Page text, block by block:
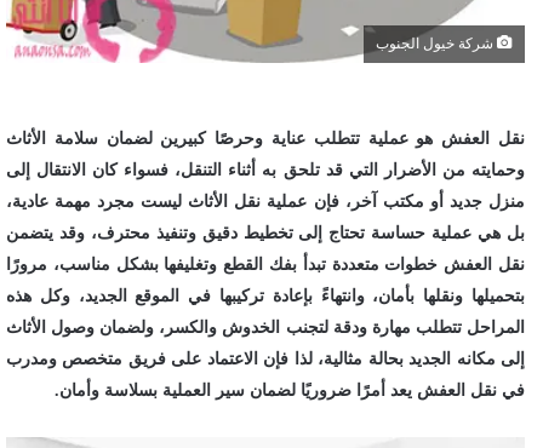
شركة خيول الجنوب
نقل العفش هو عملية تتطلب عناية وحرصًا كبيرين لضمان سلامة الأثاث
وحمايته من الأضرار التي قد تلحق به أثناء التنقل، فسواء كان الانتقال إلى
منزل جديد أو مكتب آخر، فإن عملية نقل الأثاث ليست مجرد مهمة عادية،
بل هي عملية حساسة تحتاج إلى تخطيط دقيق وتنفيذ محترف، وقد يتضمن
نقل العفش خطوات متعددة تبدأ بفك القطع وتغليفها بشكل مناسب، مرورًا
بتحميلها ونقلها بأمان، وانتهاءً بإعادة تركيبها في الموقع الجديد، وكل هذه
المراحل تتطلب مهارة ودقة لتجنب الخدوش والكسر، ولضمان وصول الأثاث
إلى مكانه الجديد بحالة مثالية، لذا فإن الاعتماد على فريق متخصص ومدرب
في نقل العفش يعد أمرًا ضروريًا لضمان سير العملية بسلاسة وأمان.